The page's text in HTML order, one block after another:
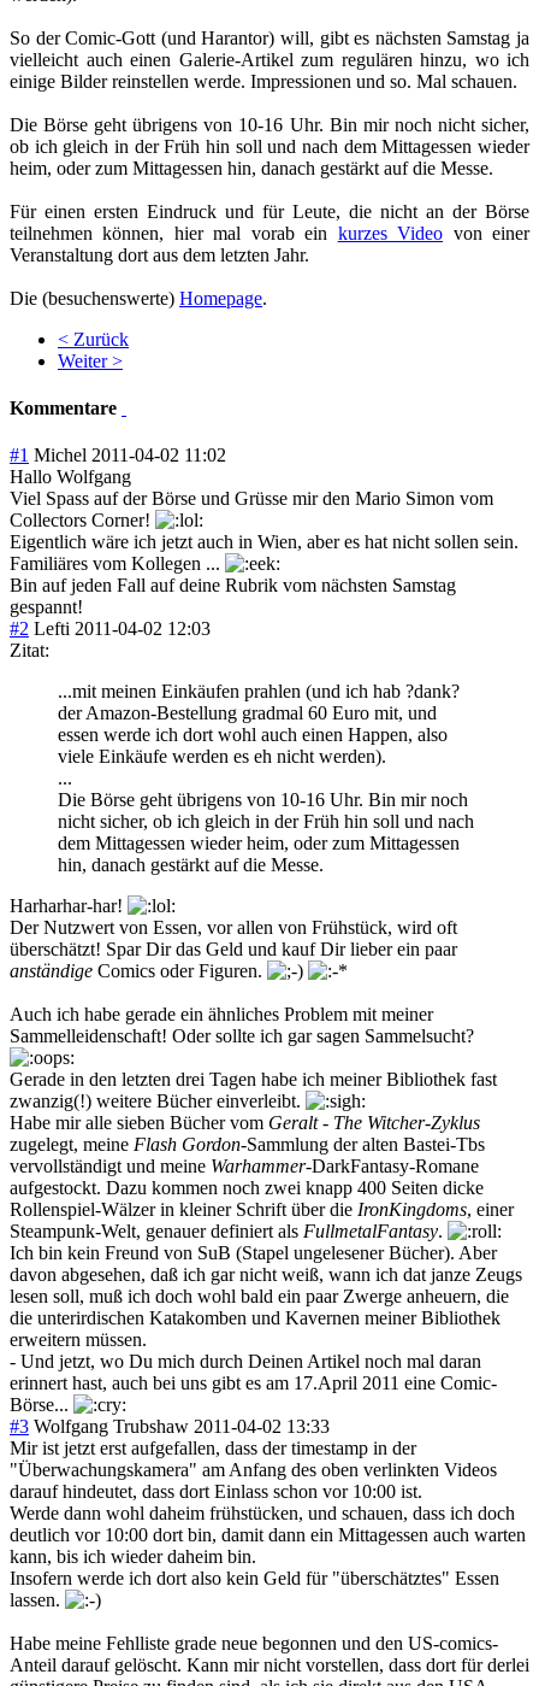
So der Comic-Gott (und Harantor) will, gibt es nächsten Samstag ja
vielleicht auch einen Galerie-Artikel zum regulären hinzu, wo ich
einige Bilder reinstellen werde. Impressionen und so. Mal schauen.
Die Börse geht übrigens von 10-16 Uhr. Bin mir noch nicht sicher,
ob ich gleich in der Früh hin soll und nach dem Mittagessen wieder
heim, oder zum Mittagessen hin, danach gestärkt auf die Messe.
Für einen ersten Eindruck und für Leute, die nicht an der Börse
teilnehmen können, hier mal vorab ein kurzes Video von einer
Veranstaltung dort aus dem letzten Jahr.
Die (besuchenswerte) Homepage.
< Zurück
Weiter >
Kommentare
#1 Michel 2011-04-02 11:02
Hallo Wolfgang
Viel Spass auf der Börse und Grüsse mir den Mario Simon vom
Collectors Corner!
Eigentlich wäre ich jetzt auch in Wien, aber es hat nicht sollen sein.
Familiäres vom Kollegen ...
Bin auf jeden Fall auf deine Rubrik vom nächsten Samstag
gespannt!
#2 Lefti 2011-04-02 12:03
Zitat:
...mit meinen Einkäufen prahlen (und ich hab ?dank?
der Amazon-Bestellung gradmal 60 Euro mit, und
essen werde ich dort wohl auch einen Happen, also
viele Einkäufe werden es eh nicht werden).
...
Die Börse geht übrigens von 10-16 Uhr. Bin mir noch
nicht sicher, ob ich gleich in der Früh hin soll und nach
dem Mittagessen wieder heim, oder zum Mittagessen
hin, danach gestärkt auf die Messe.
Harharhar-har!
Der Nutzwert von Essen, vor allen von Frühstück, wird oft
überschätzt! Spar Dir das Geld und kauf Dir lieber ein paar
anständige Comics oder Figuren.
Auch ich habe gerade ein ähnliches Problem mit meiner
Sammelleidenschaft! Oder sollte ich gar sagen Sammelsucht?
Gerade in den letzten drei Tagen habe ich meiner Bibliothek fast
zwanzig(!) weitere Bücher einverleibt.
Habe mir alle sieben Bücher vom Geralt - The Witcher-Zyklus
zugelegt, meine Flash Gordon-Sammlung der alten Bastei-Tbs
vervollständigt und meine Warhammer-DarkFantasy-Romane
aufgestockt. Dazu kommen noch zwei knapp 400 Seiten dicke
Rollenspiel-Wälzer in kleiner Schrift über die IronKingdoms, einer
Steampunk-Welt, genauer definiert als FullmetalFantasy.
Ich bin kein Freund von SuB (Stapel ungelesener Bücher). Aber
davon abgesehen, daß ich gar nicht weiß, wann ich dat janze Zeugs
lesen soll, muß ich doch wohl bald ein paar Zwerge anheuern, die
die unterirdischen Katakomben und Kavernen meiner Bibliothek
erweitern müssen.
- Und jetzt, wo Du mich durch Deinen Artikel noch mal daran
erinnert hast, auch bei uns gibt es am 17.April 2011 eine Comic-
Börse...
#3 Wolfgang Trubshaw 2011-04-02 13:33
Mir ist jetzt erst aufgefallen, dass der timestamp in der
"Überwachungskamera" am Anfang des oben verlinkten Videos
darauf hindeutet, dass dort Einlass schon vor 10:00 ist.
Werde dann wohl daheim frühstücken, und schauen, dass ich doch
deutlich vor 10:00 dort bin, damit dann ein Mittagessen auch warten
kann, bis ich wieder daheim bin.
Insofern werde ich dort also kein Geld für "überschätztes" Essen
lassen.
Habe meine Fehlliste grade neue begonnen und den US-comics-
Anteil darauf gelöscht. Kann mir nicht vorstellen, dass dort für derlei